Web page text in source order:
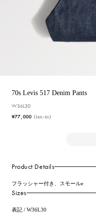
70s Levis 517 Denim Pants
W36L30
¥77,000 (tax-in)
Product Details
フラッシャー付き、スモールe
Sizes
表記 / W36L30